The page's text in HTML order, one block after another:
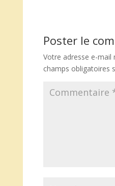
Poster le
Votre adresse e-mail
champs obligatoires